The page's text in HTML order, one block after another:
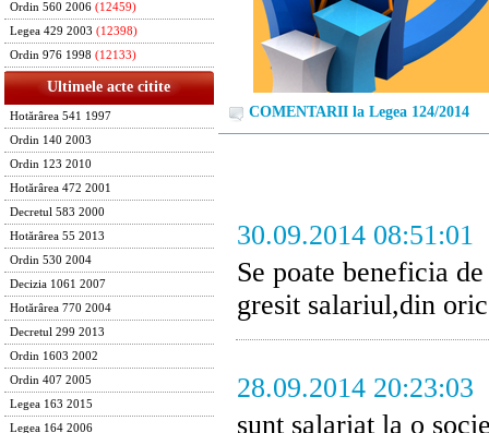
Ordin 560 2006 (12459)
Legea 429 2003 (12398)
Ordin 976 1998 (12133)
Ultimele acte citite
Hotărârea 541 1997
Ordin 140 2003
Ordin 123 2010
Hotărârea 472 2001
Decretul 583 2000
Hotărârea 55 2013
Ordin 530 2004
Decizia 1061 2007
Hotărârea 770 2004
Decretul 299 2013
Ordin 1603 2002
Ordin 407 2005
Legea 163 2015
Legea 164 2006
COMENTARII la Legea 124/2014
30.09.2014 08:51:01
Se poate beneficia
gresit salariul,din
28.09.2014 20:23:03
sunt salariat la o